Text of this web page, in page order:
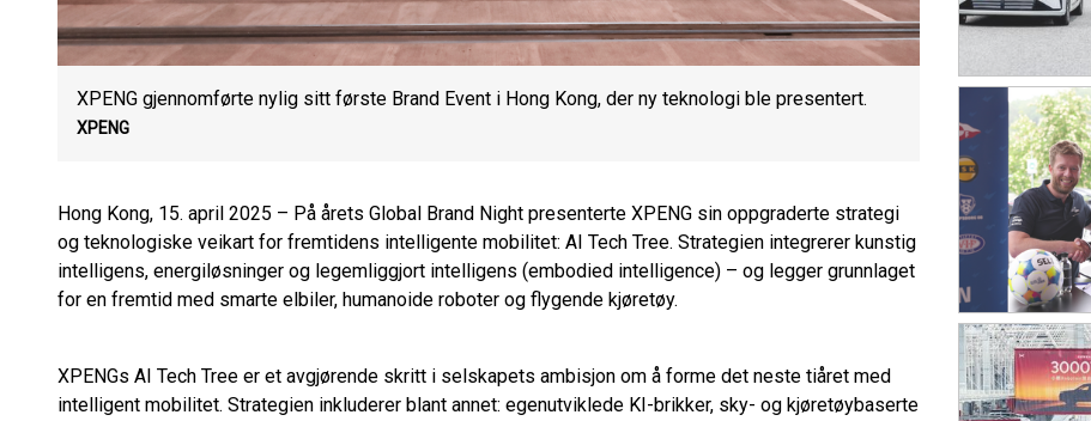
XPENG gjennomførte nylig sitt første Brand Event i Hong Kong, der ny teknologi ble presentert.
XPENG
Hong Kong, 15. april 2025 – På årets Global Brand Night presenterte XPENG sin oppgraderte strategi
og teknologiske veikart for fremtidens intelligente mobilitet: AI Tech Tree. Strategien integrerer kunstig
intelligens, energiløsninger og legemliggjort intelligens (embodied intelligence) – og legger grunnlaget
for en fremtid med smarte elbiler, humanoide roboter og flygende kjøretøy.
XPENGs AI Tech Tree er et avgjørende skritt i selskapets ambisjon om å forme det neste tiåret med
intelligent mobilitet. Strategien inkluderer blant annet: egenutviklede KI-brikker, sky- og kjøretøybaserte